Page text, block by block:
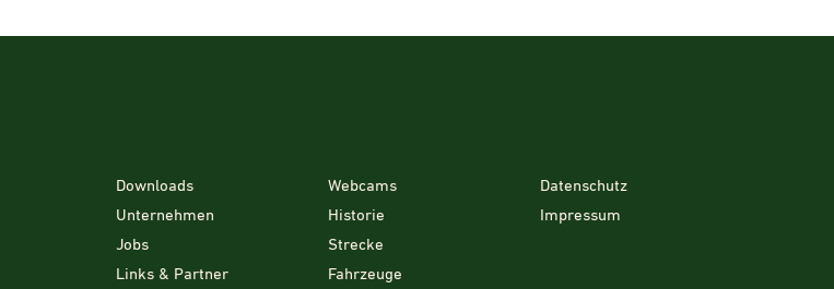
Downloads
Unternehmen
Jobs
Links & Partner
Webcams
Historie
Strecke
Fahrzeuge
Datenschutz
Impressum